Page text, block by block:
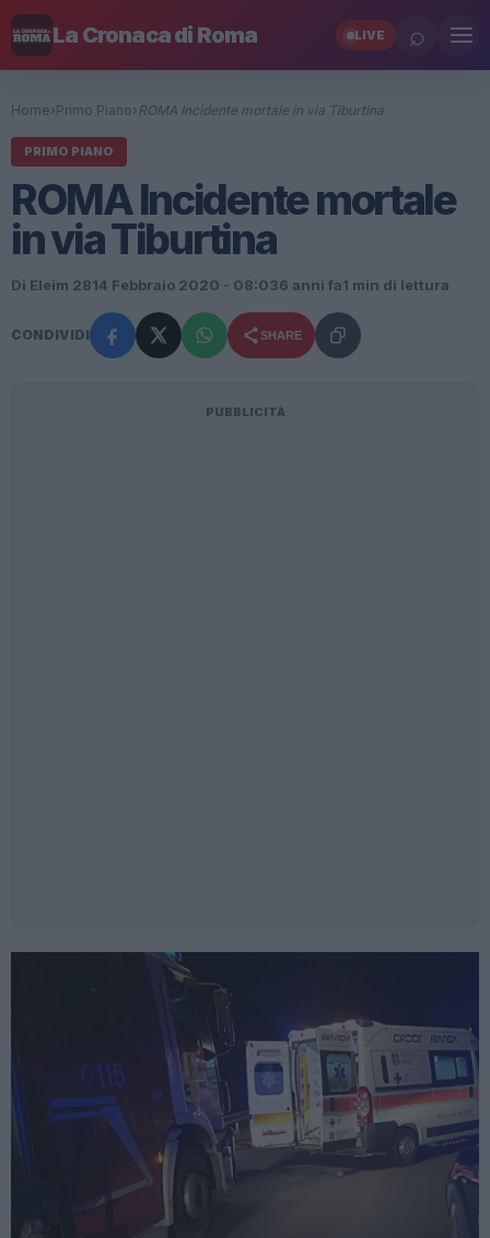
La Cronaca di Roma LIVE ⌕
Home› Primo Piano› ROMA Incidente mortale in via Tiburtina
PRIMO PIANO
ROMA Incidente mortale
in via Tiburtina
Di Eleim 2814 Febbraio 2020 - 08:036 anni fa1 min di lettura
CONDIVIDI SHARE
PUBBLICITÀ